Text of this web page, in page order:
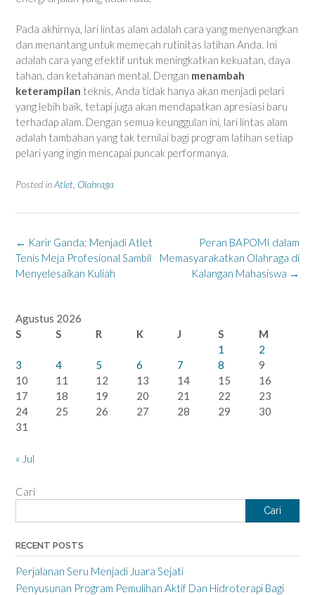
Pada akhirnya, lari lintas alam adalah cara yang menyenangkan
dan menantang untuk memecah rutinitas latihan Anda. Ini
adalah cara yang efektif untuk meningkatkan kekuatan, daya
tahan, dan ketahanan mental. Dengan menambah
keterampilan teknis, Anda tidak hanya akan menjadi pelari
yang lebih baik, tetapi juga akan mendapatkan apresiasi baru
terhadap alam. Dengan semua keunggulan ini, lari lintas alam
adalah tambahan yang tak ternilai bagi program latihan setiap
pelari yang ingin mencapai puncak performanya.
Posted inAtlet Olahraga
Post
navigation
Peran BAPOMI dalam
Memasyarakatkan Olahraga di
Kalangan Mahasiswa →
← Karir Ganda: Menjadi Atlet
Tenis Meja Profesional Sambil
Menyelesaikan Kuliah
Agustus 2026
S
S R K J S
M
1
2
3
4 5 6 7 8
9
10
11 12 13 14 15
16
17
18 19 20 21 22
23
24
25 26 27 28 29
30
31
« Jul
Cari
Cari
RECENT POSTS
Perjalanan Seru Menjadi Juara Sejati
Penyusunan Program Pemulihan Aktif Dan Hidroterapi Bagi